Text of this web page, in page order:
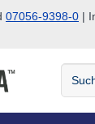
07056-9398-0 |
Suche